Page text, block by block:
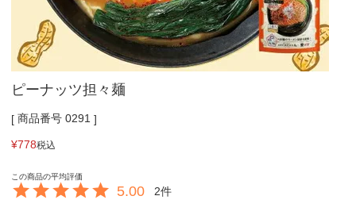
ピーナッツ担々麺
商品番号 0291
¥778税込
5.00 2